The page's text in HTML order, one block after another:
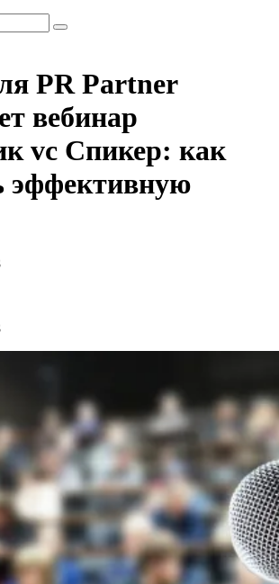
PR Partner
вебинар
vc Спикер: как
эффективную